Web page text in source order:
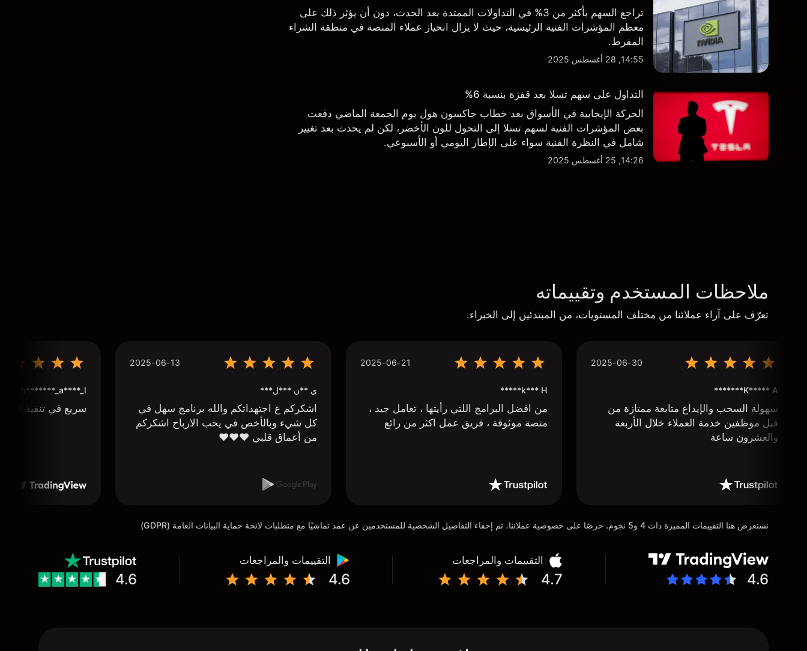
تراجع السهم بأكثر من 3% في التداولات الممتدة بعد الحدث، دون أن يؤثر ذلك على
معظم المؤشرات الفنية الرئيسية، حيث لا يزال انحياز عملاء المنصة في منطقة الشراء
المفرط.
14:55, 28 أغسطس 2025
التداول على سهم تسلا بعد قفزة بنسبة 6%
الحركة الإيجابية في الأسواق بعد خطاب جاكسون هول يوم الجمعة الماضي دفعت
بعض المؤشرات الفنية لسهم تسلا إلى التحول للون الأخضر، لكن لم يحدث بعد تغيير
شامل في النظرة الفنية سواء على الإطار اليومي أو الأسبوعي.
14:26, 25 أغسطس 2025
ملاحظات المستخدم وتقييماته
تعرّف على آراء عملائنا من مختلف المستويات، من المبتدئين إلى الخبراء.
2025-06-30
K***** A*******
سهولة السحب والإيداع متابعة ممتازة من
قبل موظفين خدمة العملاء خلال الأربعة
والعشرون ساعة
2025-06-21
k*** H*****
من افضل البرامج اللتي رأيتها ، تعامل جيد ،
منصة موثوقة ، فريق عمل اكثر من رائع
2025-06-13
ي **ن ***ل***
اشكركم ع اجتهداتكم والله برنامج سهل في
كل شيء وبالأخص في يحب الارباح اشكركم
من أعماق قلبي ❤️❤️❤️
h*******_a****_l***
سريع في تنفيذ
نستعرض هنا التقييمات المميزة ذات 4 و5 نجوم. حرصًا على خصوصية عملائنا، تم إخفاء التفاصيل الشخصية للمستخدمين عن عمد تماشيًا مع متطلبات لائحة حماية البيانات العامة (GDPR)
4.6
التقييمات والمراجعات
4.7
التقييمات والمراجعات
4.6
4.6